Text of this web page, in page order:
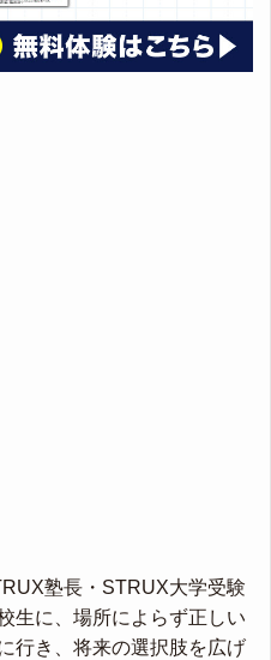
塾長・STRUX大学受験
生に、場所によらず正しい
行き、将来の選択肢を広げ